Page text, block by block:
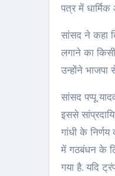
पत्र में
सांसद ने कहा
लगाने का
उन्‍होंने भाजपा
सांसद पप्पू
इससे
गांधी के
में गठबंधन के
गया है. यदि